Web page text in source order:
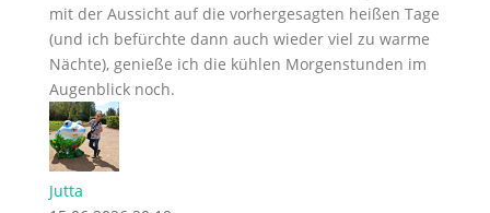
mit der Aussicht auf die vorhergesagten heißen Tage
(und ich befürchte dann auch wieder viel zu warme
Nächte), genieße ich die kühlen Morgenstunden im
Augenblick noch.
Jutta